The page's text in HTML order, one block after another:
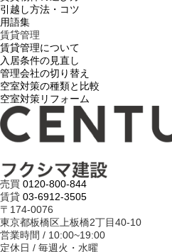
引越し方法・コツ
用語集
賃貸管理
賃貸管理について
入居条件の見直し
管理会社の切り替え
空室対策の種類と比較
空室対策リフォーム
売買 0120-800-844
賃貸 03-6912-3505
〒174-0076
東京都板橋区上板橋2丁目40-10
営業時間 / 10:00~19:00
定休日 / 毎週火・水曜